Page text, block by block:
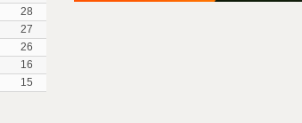
28
27
26
16
15